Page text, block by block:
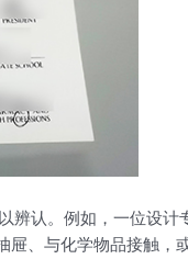
辨认。例如，一位设
、与化学物品接触，